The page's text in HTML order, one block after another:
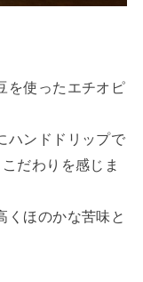
を使ったエチオピ
ハンドドリップで
だわりを感じま
くほのかな苦味と